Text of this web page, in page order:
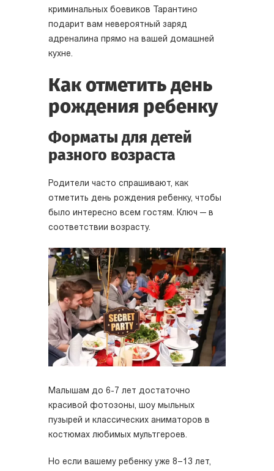
криминальных боевиков Тарантино
подарит вам невероятный заряд
адреналина прямо на вашей домашней
кухне.
Как отметить день
рождения ребенку
Форматы для детей
разного возраста
Родители часто спрашивают, как
отметить день рождения ребенку, чтобы
было интересно всем гостям. Ключ — в
соответствии возрасту.
Малышам до 6-7 лет достаточно
красивой фотозоны, шоу мыльных
пузырей и классических аниматоров в
костюмах любимых мультгероев.
Но если вашему ребенку уже 8–13 лет,